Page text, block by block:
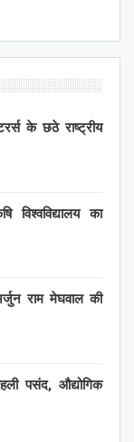
के छठे राष्ट्रीय
विश्वविद्यालय का
राम मेघवाल की
पसंद, औद्योगिक